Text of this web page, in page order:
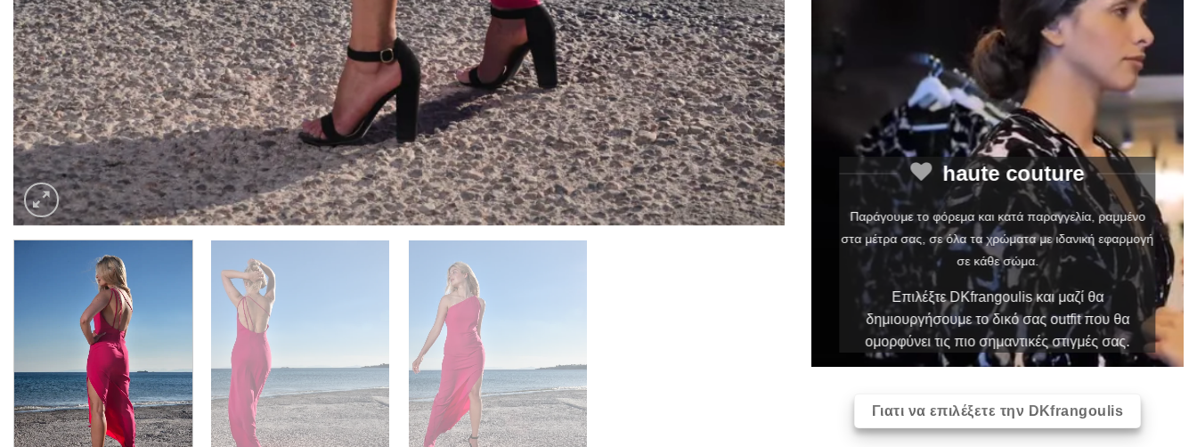
haute couture
Παράγουμε το φόρεμα και κατά παραγγελία, ραμμένο
στα μέτρα σας, σε όλα τα χρώματα με ιδανική εφαρμογή
σε κάθε σώμα.
Επιλέξτε DKfrangoulis και μαζί θα
δημιουργήσουμε το δικό σας outfit που θα
ομορφύνει τις πιο σημαντικές στιγμές σας.
Γιατι να επιλέξετε την DKfrangoulis